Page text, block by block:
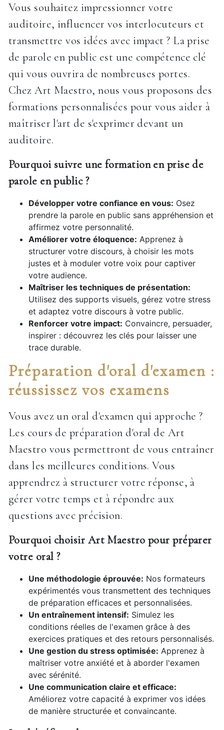
Vous souhaitez impressionner votre
auditoire, influencer vos interlocuteurs et
transmettre vos idées avec impact ? La prise
de parole en public est une compétence clé
qui vous ouvrira de nombreuses portes.
Chez Art Maestro, nous vous proposons des
formations personnalisées pour vous aider à
maîtriser l'art de s'exprimer devant un
auditoire.
Pourquoi suivre une formation en prise de
parole en public ?
Développer votre confiance en vous: Osez
prendre la parole en public sans appréhension et
affirmez votre personnalité.
Améliorer votre éloquence: Apprenez à
structurer votre discours, à choisir les mots
justes et à moduler votre voix pour captiver
votre audience.
Maîtriser les techniques de présentation:
Utilisez des supports visuels, gérez votre stress
et adaptez votre discours à votre public.
Renforcer votre impact: Convaincre, persuader,
inspirer : découvrez les clés pour laisser une
trace durable.
Préparation d'oral d'examen :
réussissez vos examens
Vous avez un oral d'examen qui approche ?
Les cours de préparation d'oral de Art
Maestro vous permettront de vous entraîner
dans les meilleures conditions. Vous
apprendrez à structurer votre réponse, à
gérer votre temps et à répondre aux
questions avec précision.
Pourquoi choisir Art Maestro pour préparer
votre oral ?
Une méthodologie éprouvée: Nos formateurs
expérimentés vous transmettent des techniques
de préparation efficaces et personnalisées.
Un entraînement intensif: Simulez les
conditions réelles de l'examen grâce à des
exercices pratiques et des retours personnalisés.
Une gestion du stress optimisée: Apprenez à
maîtriser votre anxiété et à aborder l'examen
avec sérénité.
Une communication claire et efficace:
Améliorez votre capacité à exprimer vos idées
de manière structurée et convaincante.